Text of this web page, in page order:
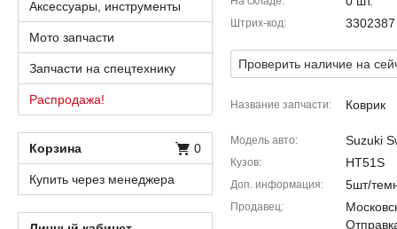
Штрих-код 3302387
Проверить наличие на
Название запчасти Коврик
Модель авто Suzuki
Кузов HT51S
Доп. информация 5шт/
Продавец
Аксессуары, инструменты
Мото запчасти
Запчасти на спецтехнику
Распродажа!
Корзина 0
Купить через менеджера